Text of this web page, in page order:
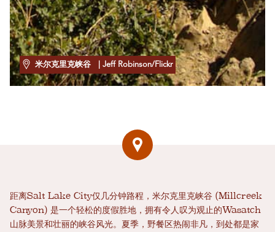
米尔克里克峡谷 | Jeff Robinson/Flickr
距离Salt Lake City仅几分钟路程，米尔克里克峡谷 (Millcreek
Canyon) 是一个轻松的度假胜地，拥有令人叹为观止的Wasatch
山脉美景和壮丽的峡谷风光。夏季，野餐区热闹非凡，到处都是家